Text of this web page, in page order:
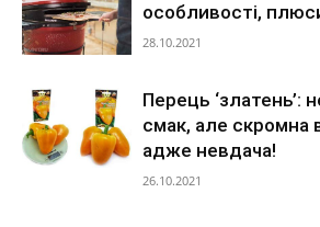
особливості,
28.10.2021
Перець ‘златень’:
смак, але скромна
адже невдача!
26.10.2021